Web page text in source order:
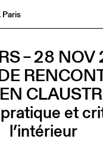
Paris
– 28
et
l’intérieur